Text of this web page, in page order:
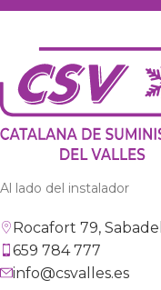
Al lado del instalador
Rocafort 79, Sabadell
659 784 777
info@csvalles.es